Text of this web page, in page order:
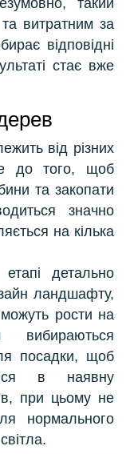
такий
витратним за
відповідні
стає вже
від різних
до того, щоб
та закопати
значно
на кілька
детально
ландшафту,
рости на
вибираються
посадки, щоб
в наявну
при цьому не
нормального